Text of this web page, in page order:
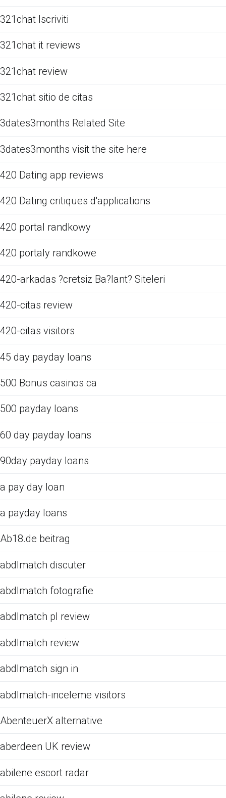
321chat Iscriviti
321chat it reviews
321chat review
321chat sitio de citas
3dates3months Related Site
3dates3months visit the site here
420 Dating app reviews
420 Dating critiques d'applications
420 portal randkowy
420 portaly randkowe
420-arkadas ?cretsiz Ba?lant? Siteleri
420-citas review
420-citas visitors
45 day payday loans
500 Bonus casinos ca
500 payday loans
60 day payday loans
90day payday loans
a pay day loan
a payday loans
Ab18.de beitrag
abdlmatch discuter
abdlmatch fotografie
abdlmatch pl review
abdlmatch review
abdlmatch sign in
abdlmatch-inceleme visitors
AbenteuerX alternative
aberdeen UK review
abilene escort radar